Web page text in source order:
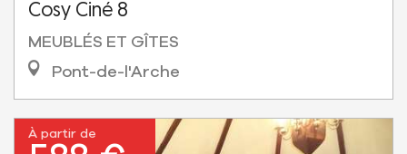
Cosy Ciné 8
MEUBLÉS ET GÎTES
Pont-de-l'Arche
À partir de